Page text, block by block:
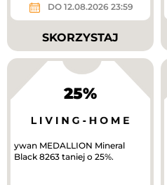
DO 12.08.2026 23:59
SKORZYSTAJ
25%
ywan MEDALLION Mineral
Black 8263 taniej o 25%.